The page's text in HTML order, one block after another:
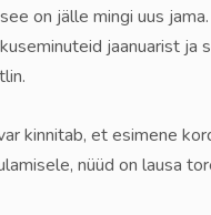
on jälle mingi uus
jaanuarist ja
kinnitab, et esimene
nüüd on lausa